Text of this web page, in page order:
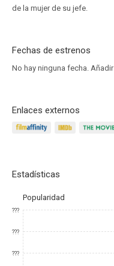
de la mujer de su jefe.
Fechas de estrenos
No hay ninguna fecha. Añadir
Enlaces externos
Estadísticas
Popularidad
???
???
???